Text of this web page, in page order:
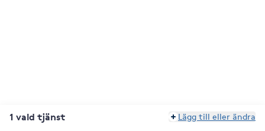
1 vald tjänst Lägg till eller ändra